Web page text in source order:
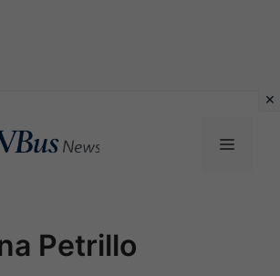
MENU
Petrillo